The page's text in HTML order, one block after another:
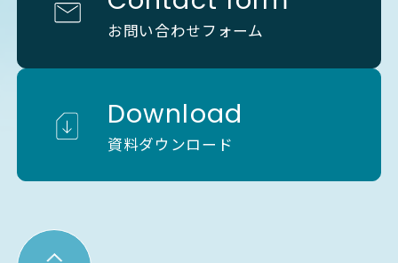
お問い合わせフォーム
Download
資料ダウンロード